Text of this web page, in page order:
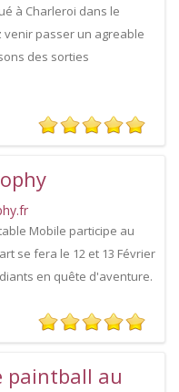
à Charleroi dans le
venir passer un agreable
des sorties
Mobile participe au
se fera le 12 et 13 Février
en quête d'aventure.
paintball au